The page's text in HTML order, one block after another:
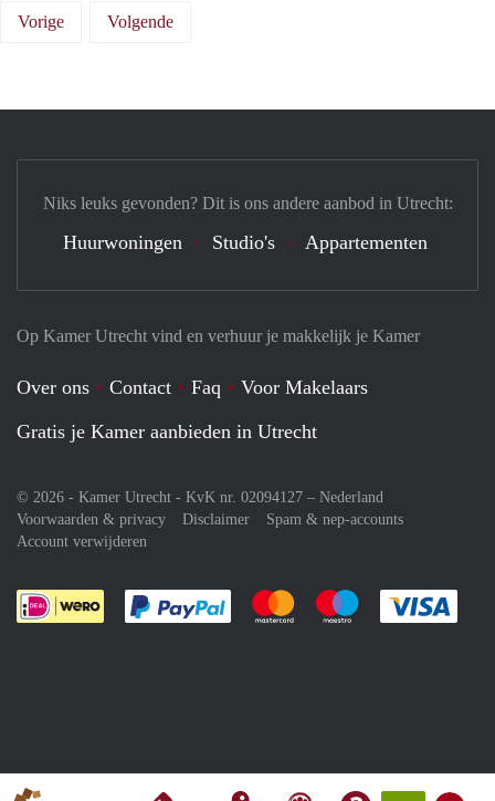
Vorige Volgende
Op Kamer Utrecht vind en verhuur je makkelijk je Kamer
Over ons Contact Faq
Voor Makelaars
Gratis je Kamer aanbieden in Utrecht
© 2026 - Kamer Utrecht - KvK nr. 02094127 – Nederland
Voorwaarden & privacy
Disclaimer
Spam & nep-accounts
Account verwijderen
Je rekent gemakkelijk af met Paypal
Je rekent gemakkelijk af met
Je rekent
Niks leuks gevonden? Dit is ons andere aanbod in Utrecht:
Huurwoningen Studio's Appartementen